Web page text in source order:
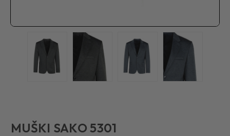
MUŠKI SAKO 5301